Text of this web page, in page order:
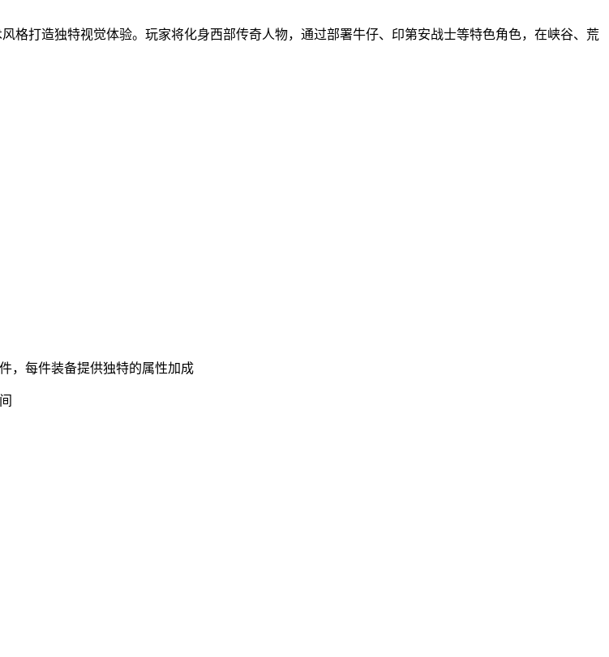
格打造独特视觉体验。玩家将化身西部传奇人物，通过部署牛仔、印第安战士等特色角色，在峡谷、荒
，每件装备提供独特的属性加成